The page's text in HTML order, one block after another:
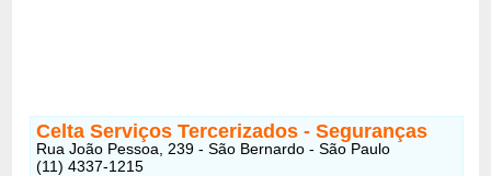
Celta Serviços Tercerizados - Seguranças
Rua João Pessoa, 239 - São Bernardo - São Paulo
(11) 4337-1215